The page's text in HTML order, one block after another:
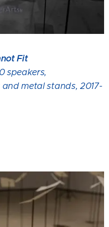
Fit
speakers,
metal stands, 2017-